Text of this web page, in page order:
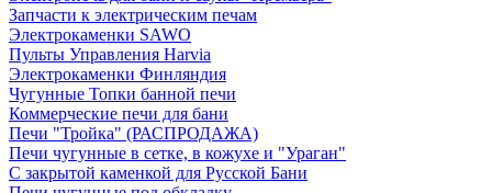
Запчасти к электрическим печам
Электрокаменки SAWO
Пульты Управления Harvia
Электрокаменки Финляндия
Чугунные Топки банной печи
Коммерческие печи для бани
Печи "Тройка" (РАСПРОДАЖА)
Печи чугунные в сетке, в кожухе и "Ураган"
С закрытой каменкой для Русской Бани